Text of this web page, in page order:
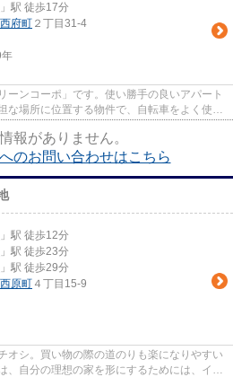
」駅 徒歩17分
西府町 ２丁目31-4
ーンコーポ」です。使い勝手の良いアパート
な場所に位置する物件で、自転車をよく使う
報がありません。
のお問い合わせはこちら
」駅 徒歩12分
」駅 徒歩23分
」駅 徒歩29分
西原町 ４丁目15-9
オシ。買い物の際の道のりも楽になりやすい
、自分の理想の家を形にするためには、イチ